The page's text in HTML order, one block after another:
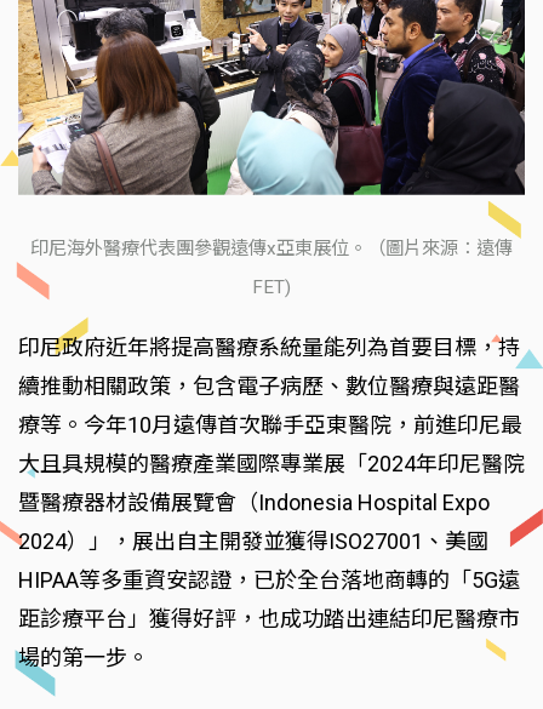
印尼海外醫療代表團參觀遠傳x亞東展位。（圖片來源：遠傳
FET)
印尼政府近年將提高醫療系統量能列為首要目標，持
續推動相關政策，包含電子病歷、數位醫療與遠距醫
療等。今年10月遠傳首次聯手亞東醫院，前進印尼最
大且具規模的醫療產業國際專業展「2024年印尼醫院
暨醫療器材設備展覽會（Indonesia Hospital Expo
2024）」，展出自主開發並獲得ISO27001、美國
HIPAA等多重資安認證，已於全台落地商轉的「5G遠
距診療平台」獲得好評，也成功踏出連結印尼醫療市
場的第一步。